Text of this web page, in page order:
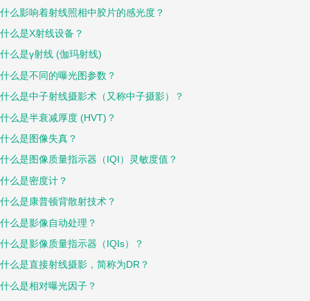
什么影响着射线照相中胶片的感光度？
什么是X射线设备？
什么是γ射线 (伽玛射线)
什么是不同的曝光图参数？
什么是中子射线摄影术（又称中子摄影）？
什么是半衰减厚度 (HVT)？
什么是图像失真？
什么是图像质量指示器（IQI）灵敏度值？
什么是密度计？
什么是康普顿背散射技术？
什么是影像自动处理？
什么是影像质量指示器（IQIs）？
什么是直接射线摄影，简称为DR？
什么是相对曝光因子？